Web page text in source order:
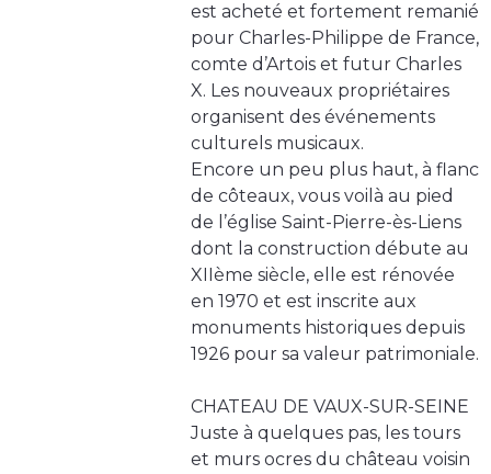
est acheté et fortement remanié
pour Charles-Philippe de France,
comte d’Artois et futur Charles
X. Les nouveaux propriétaires
organisent des événements
culturels musicaux.
Encore un peu plus haut, à flanc
de côteaux, vous voilà au pied
de l’église Saint-Pierre-ès-Liens
dont la construction débute au
XIIème siècle, elle est rénovée
en 1970 et est inscrite aux
monuments historiques depuis
1926 pour sa valeur patrimoniale.
CHATEAU DE VAUX-SUR-SEINE
Juste à quelques pas, les tours
et murs ocres du château voisin